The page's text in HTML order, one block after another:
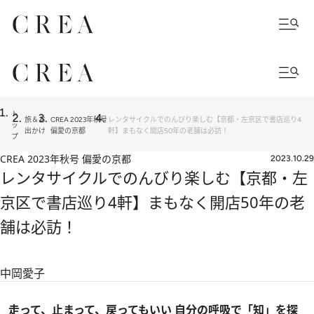
ト
ッ
プ
旅＆お
出かけ
CREA 2023年秋号
偏愛の京都
レンタサイクルでのんびり楽しむ【京都・左京区で書店巡り4
軒】まもなく開店50年の老舗は必訪！
CREA 2023年秋号 偏愛の京都 2023.10.29
レンタサイクルでのんびり楽しむ【京都・左
京区で書店巡り4軒】まもなく開店50年の老
舗は必訪！
中岡愛子
走って、止まって、戻ってもいい 自分の呼吸で「知」を探